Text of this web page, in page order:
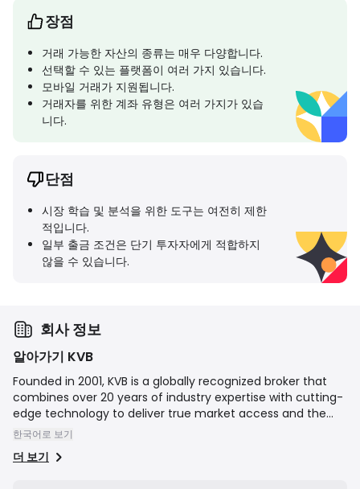
장점
거래 가능한 자산의 종류는 매우 다양합니다.
선택할 수 있는 플랫폼이 여러 가지 있습니다.
모바일 거래가 지원됩니다.
거래자를 위한 계좌 유형은 여러 가지가 있습
니다.
단점
시장 학습 및 분석을 위한 도구는 여전히 제한
적입니다.
일부 출금 조건은 단기 투자자에게 적합하지
않을 수 있습니다.
회사 정보
알아가기 KVB
Founded in 2001, KVB is a globally recognized broker that
combines over 20 years of industry expertise with cutting-
edge technology to deliver true market access and the
best trading conditions to clients in more than 100
platforms equipped with professional tools that enhance
한국어로 보기
더 보기